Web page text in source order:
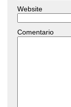
Website
Comentario